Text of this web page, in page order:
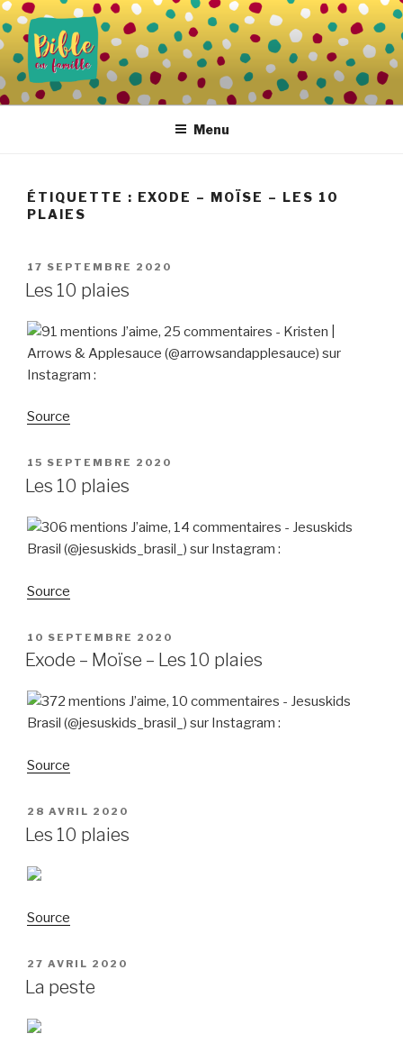
Aller
au
contenu
principal
BIBLE EN FAMILLE
Vivre la Parole de Dieu au quotidien
Menu
ÉTIQUETTE : EXODE – MOÏSE – LES 10
PLAIES
PUBLIÉ
LE
17 SEPTEMBRE 2020
Les 10 plaies
Source
PUBLIÉ
LE
15 SEPTEMBRE 2020
Les 10 plaies
Source
PUBLIÉ
LE
10 SEPTEMBRE 2020
Exode – Moïse – Les 10 plaies
Source
PUBLIÉ
LE
28 AVRIL 2020
Les 10 plaies
Source
PUBLIÉ
LE
27 AVRIL 2020
La peste